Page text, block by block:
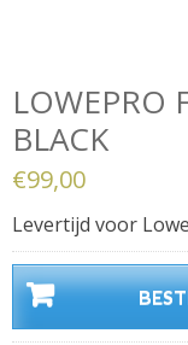
LOWEPRO
BLACK
€99,00
Levertijd voor